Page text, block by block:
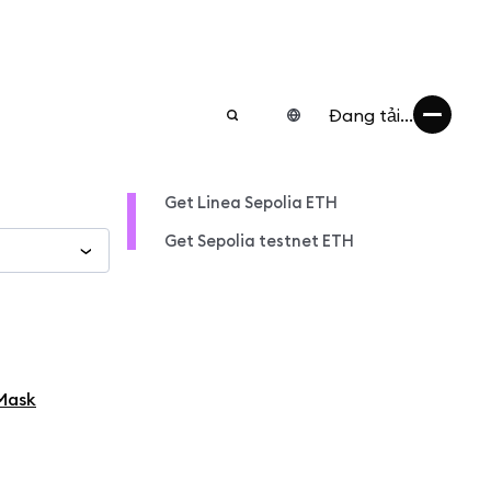
Đang tải...
Get Linea Sepolia ETH
Get Sepolia testnet ETH